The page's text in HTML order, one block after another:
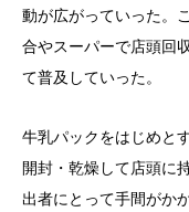
動が広がっていった。
合やスーパーで店頭回
て普及していった。
牛乳パックをはじめと
開封・乾燥して店頭に
出者にとって手間がか